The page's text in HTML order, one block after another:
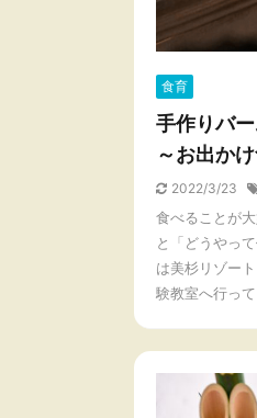
食育
手作りバ
～お出か
2022/3/23
食べることが
と「どうやっ
は美杉リゾー
験教室へ行っ